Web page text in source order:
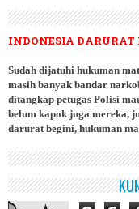
INDONESIA DARURAT
Sudah dijatuhi hukuman
masih banyak bandar
ditangkap petugas Polisi
belum kapok juga mereka,
darurat begini, hukuman